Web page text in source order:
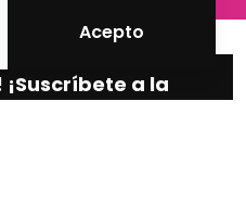
¡Suscríbete a la
Acepto